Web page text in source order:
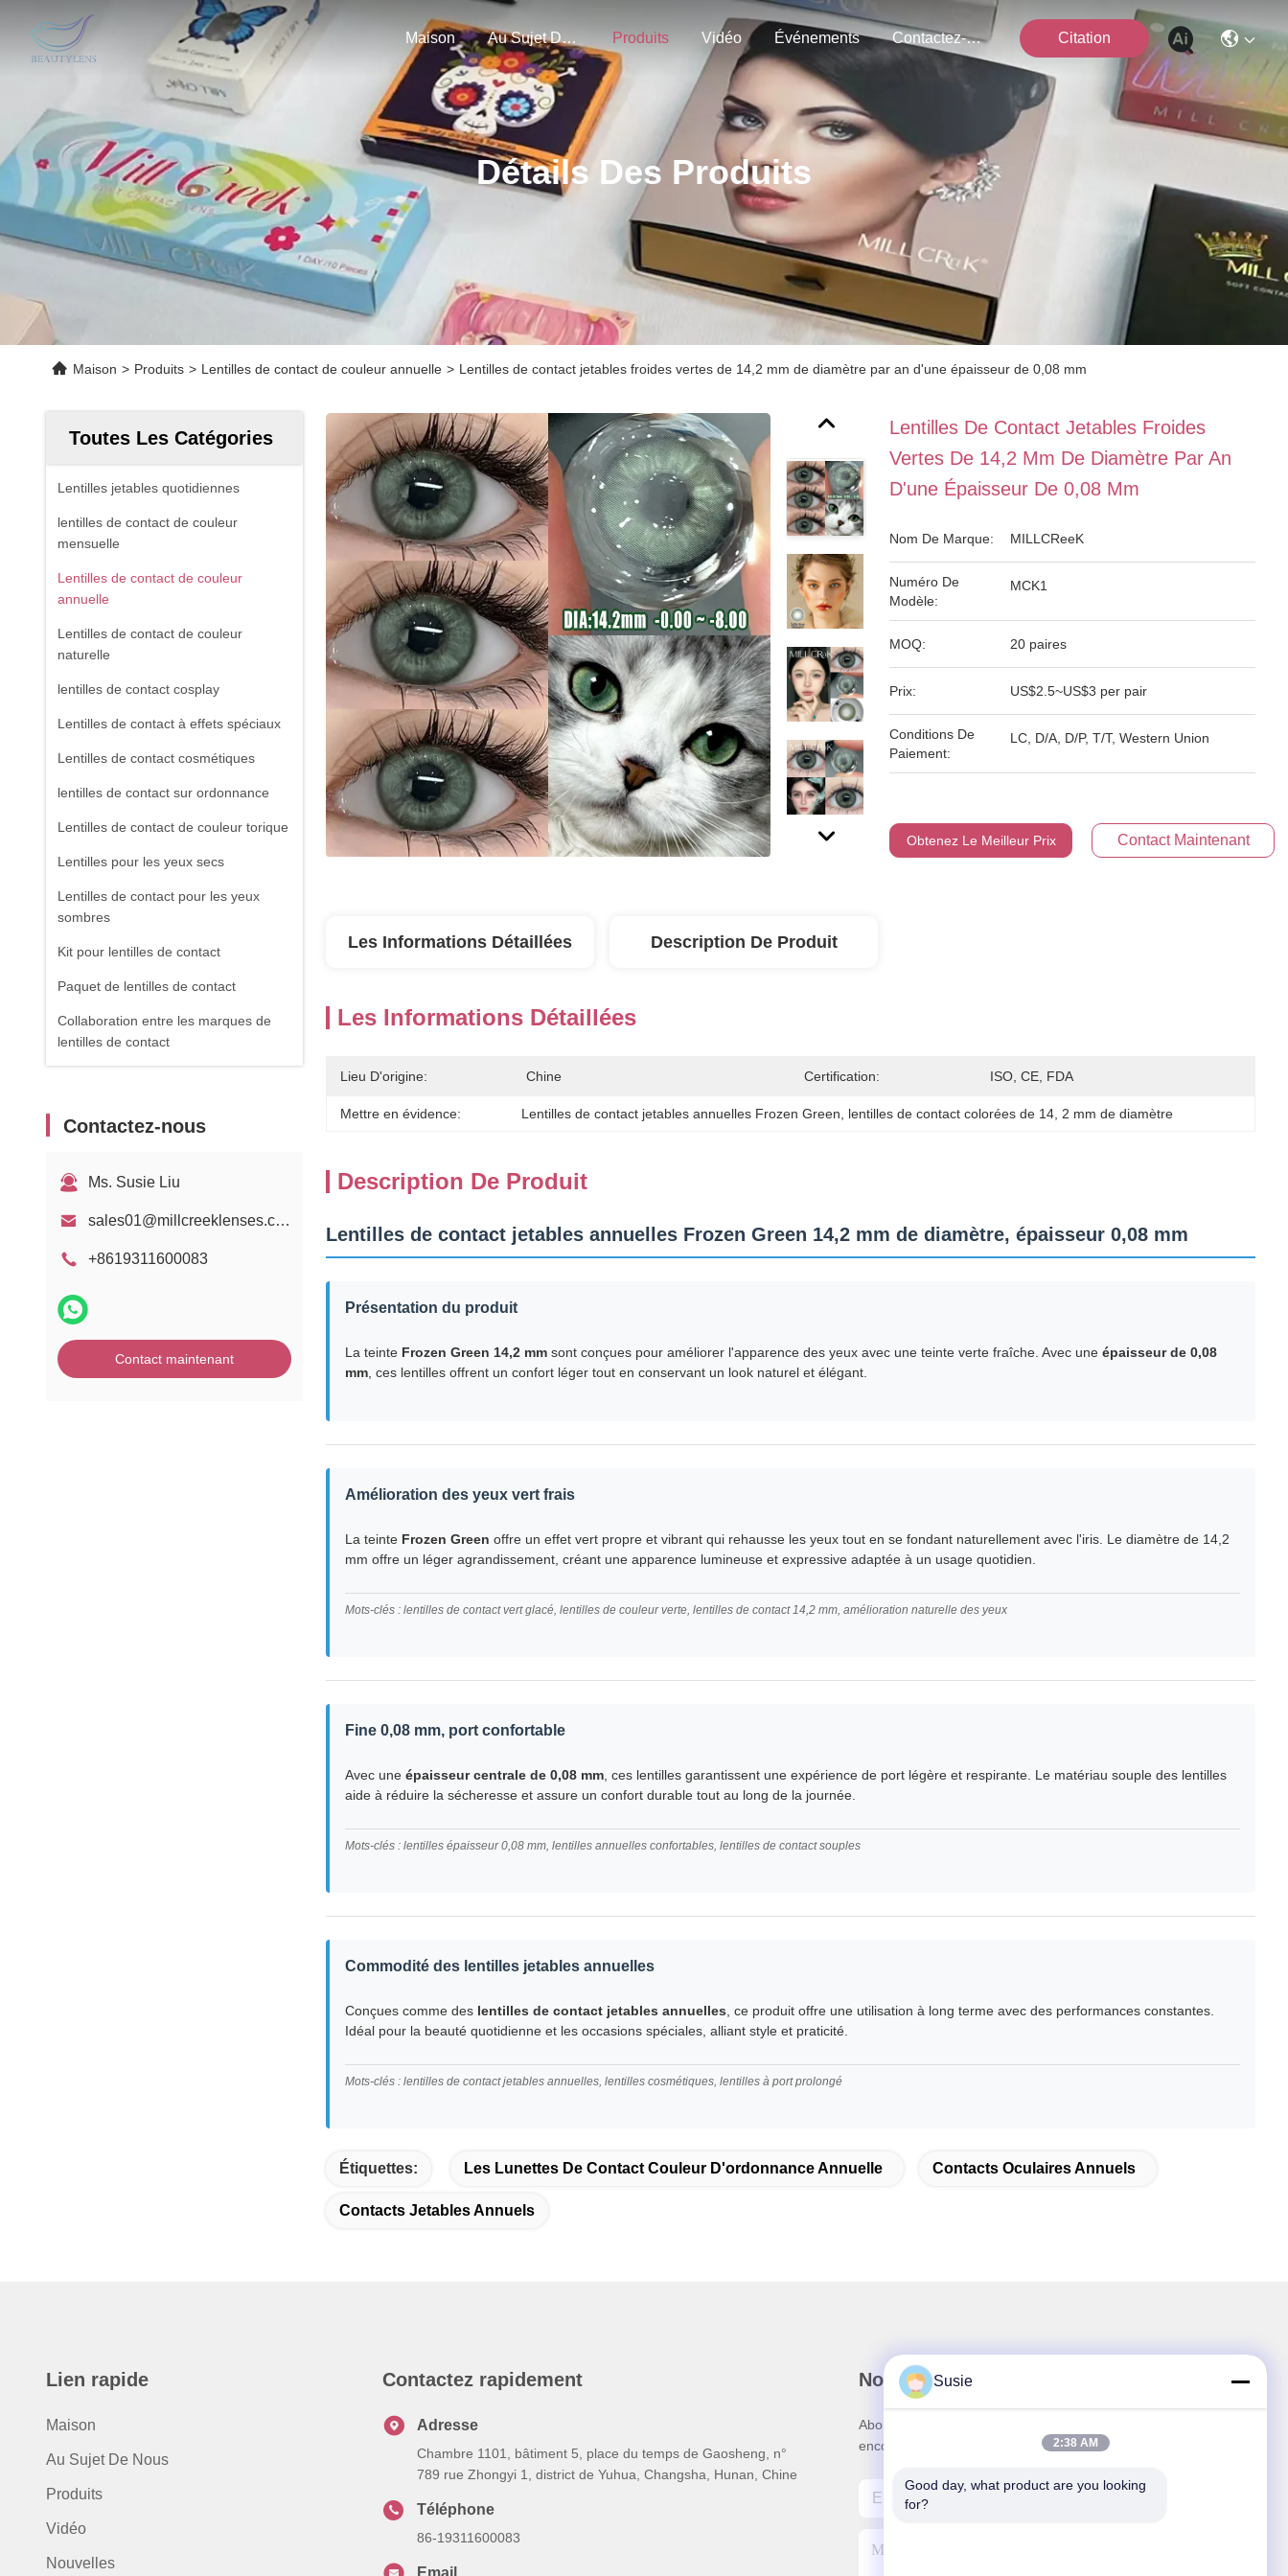
Maison Au Sujet De Nous Produits Vidéo Événements Contactez-Nous Citation
Détails Des Produits
Maison > Produits > Lentilles de contact de couleur annuelle > Lentilles de contact jetables froides vertes de 14,2 mm de diamètre par an d'une épaisseur de 0,08 mm
Toutes Les Catégories
Lentilles jetables quotidiennes
lentilles de contact de couleur
mensuelle
Lentilles de contact de couleur
annuelle
Lentilles de contact de couleur
naturelle
lentilles de contact cosplay
Lentilles de contact à effets spéciaux
Lentilles de contact cosmétiques
lentilles de contact sur ordonnance
Lentilles de contact de couleur torique
Lentilles pour les yeux secs
Lentilles de contact pour les yeux
sombres
Kit pour lentilles de contact
Paquet de lentilles de contact
Collaboration entre les marques de
lentilles de contact
Contactez-nous
Ms. Susie Liu
sales01@millcreeklenses.com
+8619311600083
Contact maintenant
Lentilles De Contact Jetables Froides
Vertes De 14,2 Mm De Diamètre Par An
D'une Épaisseur De 0,08 Mm
Nom De Marque: MILLCReeK
Numéro De
Modèle:
MCK1
MOQ: 20 paires
Prix: US$2.5~US$3 per pair
Conditions De
Paiement:
LC, D/A, D/P, T/T, Western Union
Obtenez Le Meilleur Prix Contact Maintenant
Les Informations Détaillées Description De Produit
Les Informations Détaillées
Lieu D'origine: Chine Certification: ISO, CE, FDA
Mettre en évidence: Lentilles de contact jetables annuelles Frozen Green lentilles de contact colorées de 14, 2 mm de diamètre
Description De Produit
Lentilles de contact jetables annuelles Frozen Green 14,2 mm de diamètre, épaisseur 0,08 mm
Présentation du produit
La teinte Frozen Green 14,2 mm sont conçues pour améliorer l'apparence des yeux avec une teinte verte fraîche. Avec une épaisseur de 0,08
mm , ces lentilles offrent un confort léger tout en conservant un look naturel et élégant.
Amélioration des yeux vert frais
La teinte Frozen Green offre un effet vert propre et vibrant qui rehausse les yeux tout en se fondant naturellement avec l'iris. Le diamètre de 14,2
mm offre un léger agrandissement, créant une apparence lumineuse et expressive adaptée à un usage quotidien.
Mots-clés : lentilles de contact vert glacé, lentilles de couleur verte, lentilles de contact 14,2 mm, amélioration naturelle des yeux
Fine 0,08 mm, port confortable
Avec une épaisseur centrale de 0,08 mm , ces lentilles garantissent une expérience de port légère et respirante. Le matériau souple des lentilles
aide à réduire la sécheresse et assure un confort durable tout au long de la journée.
Mots-clés : lentilles épaisseur 0,08 mm, lentilles annuelles confortables, lentilles de contact souples
Commodité des lentilles jetables annuelles
Conçues comme des lentilles de contact jetables annuelles , ce produit offre une utilisation à long terme avec des performances constantes.
Idéal pour la beauté quotidienne et les occasions spéciales, alliant style et praticité.
Mots-clés : lentilles de contact jetables annuelles, lentilles cosmétiques, lentilles à port prolongé
Étiquettes: Les Lunettes De Contact Couleur D'ordonnance Annuelle Contacts Oculaires Annuels
Contacts Jetables Annuels
Lien rapide
Maison
Au Sujet De Nous
Produits
Vidéo
Nouvelles
Contactez rapidement
Adresse
Chambre 1101, bâtiment 5, place du temps de Gaosheng, n°
789 rue Zhongyi 1, district de Yuhua, Changsha, Hunan, Chine
Téléphone
86-19311600083
Email
Notre newsletter
Abonnez-vous à notre newsletter pour des réductions et plus
encore.
Susie
2:38 AM
Good day, what product are you looking
for?